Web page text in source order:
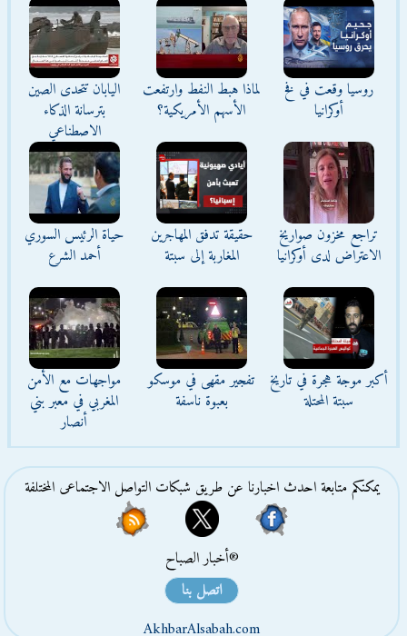
روسيا وقعت في فخ
أوكرانيا
لماذا هبط النفط وارتفعت
الأسهم الأمريكية؟
اليابان تتحدى الصين
بترسانة الذكاء
الاصطناعي
تراجع مخزون صواريخ
الاعتراض لدى أوكرانيا
حقيقة تدفق المهاجرين
المغاربة إلى سبتة
حياة الرئيس السوري
أحمد الشرع
أكبر موجة هجرة في تاريخ
سبتة المحتلة
تفجير مقهى في موسكو
بعبوة ناسفة
مواجهات مع الأمن
المغربي في معبر بني
أنصار
يمكنكم متابعة احدث اخبارنا عن طريق شبكات التواصل الاجتماعى المختلفة
®أخبار الصباح
اتصل بنا
AkhbarAlsabah.com